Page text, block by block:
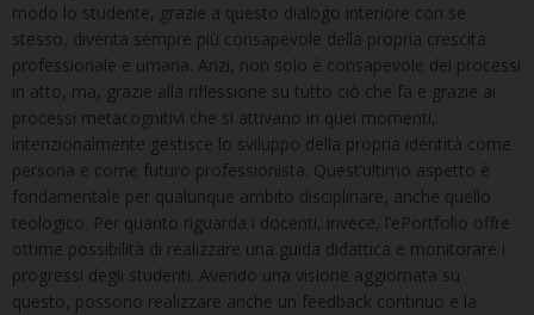
modo lo studente, grazie a questo dialogo interiore con se
stesso, diventa sempre più consapevole della propria crescita
professionale e umana. Anzi, non solo è consapevole dei processi
in atto, ma, grazie alla riflessione su tutto ciò che fa e grazie ai
processi metacognitivi che si attivano in quei momenti,
intenzionalmente gestisce lo sviluppo della propria identità come
persona e come futuro professionista. Quest’ultimo aspetto è
fondamentale per qualunque ambito disciplinare, anche quello
teologico. Per quanto riguarda i docenti, invece, l’ePortfolio offre
ottime possibilità di realizzare una guida didattica e monitorare i
progressi degli studenti. Avendo una visione aggiornata su
questo, possono realizzare anche un feedback continuo e la